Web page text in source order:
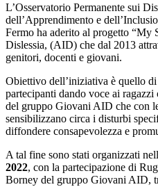
L’Osservatorio Permanente sui
dell’Apprendimento e
Fermo ha aderito al progetto “My
Dislessia, (AID) che dal 2013
genitori, docenti e giovani.
Obiettivo dell’iniziativa è quello
partecipanti dando voce ai
del gruppo Giovani AID che con
sensibilizzano circa i disturbi
diffondere consapevolezza e
A tal fine sono stati organizzati
2022, con la partecipazione di
Borney del gruppo Giovani AID,